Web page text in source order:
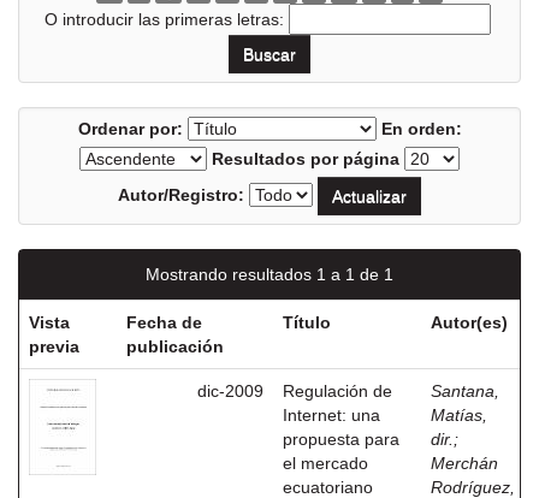
O introducir las primeras letras:
Ordenar por:
En orden:
Resultados por página
Autor/Registro:
Mostrando resultados 1 a 1 de 1
Vista
previa
Fecha de
publicación
Título Autor(es)
dic-2009
Regulación de
Internet: una
propuesta para
el mercado
ecuatoriano
Santana,
Matías,
dir. ;
Merchán
Rodríguez,